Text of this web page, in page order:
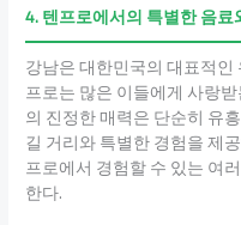
4. 텐프로에서의 특별한 음료
강남은 대한민국의 대표적
프로는 많은 이들에게 사랑
의 진정한 매력은 단순히 유
길 거리와 특별한 경험을 제
프로에서 경험할 수 있는 여
한다.